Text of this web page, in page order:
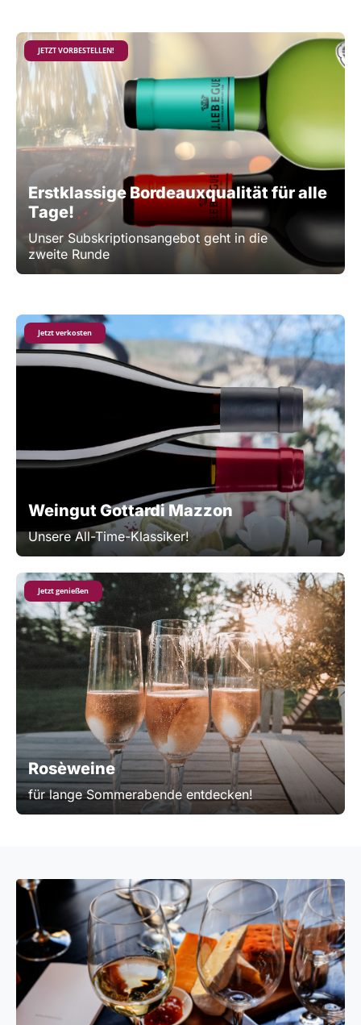
Erstklassige Bordeauxqualität für alle
Tage!
Unser Subskriptionsangebot geht in die
zweite Runde
JETZT VORBESTELLEN!
Weingut Gottardi Mazzon
Unsere All-Time-Klassiker!
Jetzt verkosten
Rosèweine
für lange Sommerabende entdecken!
Jetzt genießen